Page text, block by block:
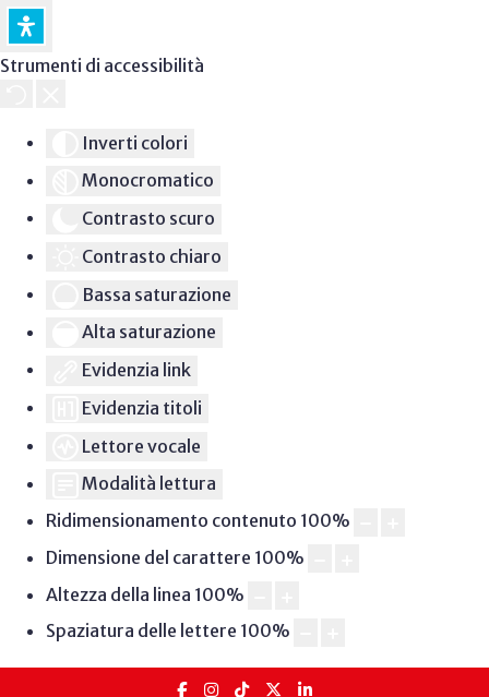
Strumenti di accessibilità
Inverti colori
Monocromatico
Contrasto scuro
Contrasto chiaro
Bassa saturazione
Alta saturazione
Evidenzia link
Evidenzia titoli
Lettore vocale
Modalità lettura
Ridimensionamento contenuto 100%
Dimensione del carattere 100%
Altezza della linea 100%
Spaziatura delle lettere 100%